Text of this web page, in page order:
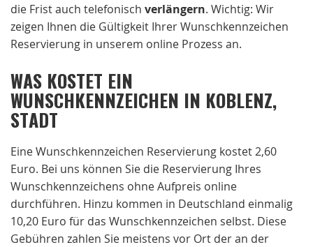
die Frist auch telefonisch verlängern. Wichtig: Wir
zeigen Ihnen die Gültigkeit Ihrer Wunschkennzeichen
Reservierung in unserem online Prozess an.
WAS KOSTET EIN
WUNSCHKENNZEICHEN IN KOBLENZ,
STADT
Eine Wunschkennzeichen Reservierung kostet 2,60
Euro. Bei uns können Sie die Reservierung Ihres
Wunschkennzeichens ohne Aufpreis online
durchführen. Hinzu kommen in Deutschland einmalig
10,20 Euro für das Wunschkennzeichen selbst. Diese
Gebühren zahlen Sie meistens vor Ort der an der